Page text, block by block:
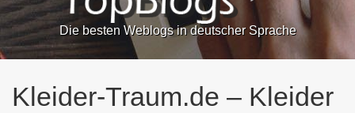
Die besten Weblogs in deutscher Sprache
Kleider-Traum.de – Kleider